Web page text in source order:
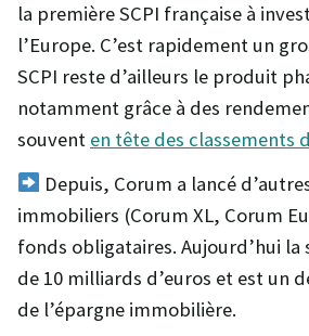
la première SCPI française à
l’Europe. C’est rapidement un
SCPI reste d’ailleurs le produit
notamment grâce à des
souvent en tête des classements
Depuis, Corum a lancé
immobiliers (Corum XL, Corum
fonds obligataires. Aujourd’hui la
de 10 milliards d’euros et est un
de l’épargne immobilière.